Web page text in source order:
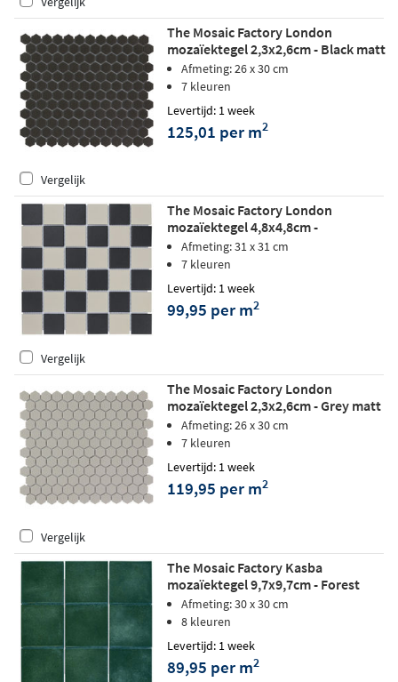
The Mosaic Factory London
mozaïektegel 2,3x2,6cm - Black matt
Afmeting: 26 x 30 cm
7 kleuren
Levertijd: 1 week
125,01 per m2
Vergelijk
The Mosaic Factory London
mozaïektegel 4,8x4,8cm -
Chessboard matt
Afmeting: 31 x 31 cm
7 kleuren
Levertijd: 1 week
99,95 per m2
Vergelijk
The Mosaic Factory London
mozaïektegel 2,3x2,6cm - Grey matt
Afmeting: 26 x 30 cm
7 kleuren
Levertijd: 1 week
119,95 per m2
Vergelijk
The Mosaic Factory Kasba
mozaïektegel 9,7x9,7cm - Forest
Green matt
Afmeting: 30 x 30 cm
8 kleuren
Levertijd: 1 week
89,95 per m2